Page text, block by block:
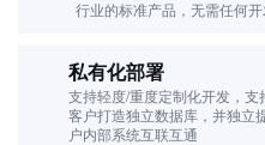
行业的标准产品，无需任何
私有化部署
支持轻度/重度定制化开发，
客户打造独立数据库，并独立
户内部系统互联互通